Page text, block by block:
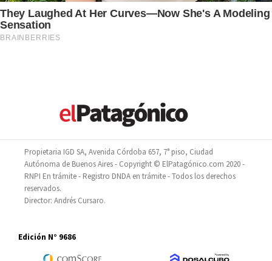
Propietaria IGD SA, Avenida Córdoba 657, 7° piso, Ciudad
Autónoma de Buenos Aires - Copyright © ElPatagónico.com 2020 -
RNPI En trámite - Registro DNDA en trámite - Todos los derechos
reservados.
Director: Andrés Cursaro.
Edición N° 9686